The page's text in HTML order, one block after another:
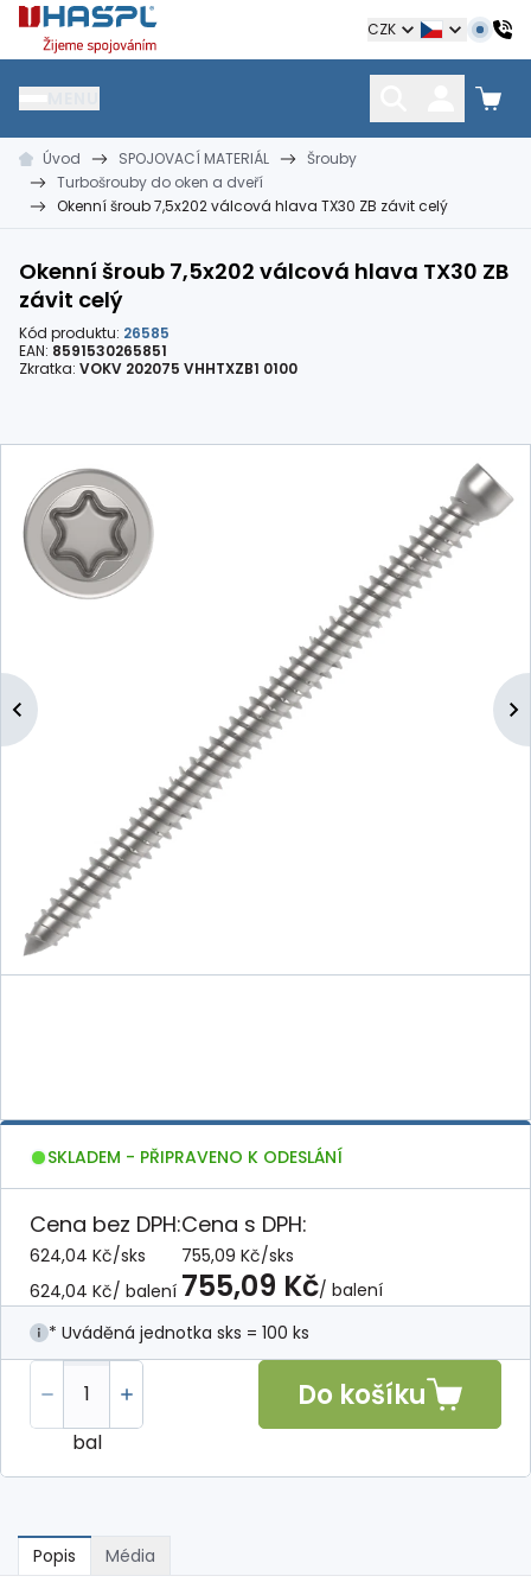
Hašpl CZK
HŘEBÍKY
kramle
SPOJOVACÍ MATERIÁL
vruty, šrouby, matice
KOTEVNÍ TECHNIKA
Úvod SPOJOVACÍ MATERIÁL
Šrouby
Turbošrouby do oken a dveří
Okenní šroub 7,5x202 válcová hlava TX30 ZB závit celý
Okenní šroub 7,5x202 válcová hlava TX30 ZB
závit celý
Kód produktu: 26585
EAN: 8591530265851
Zkratka: VOKV 202075 VHHTXZB1 0100
SKLADEM - PŘIPRAVENO K ODESLÁNÍ
Cena bez DPH:
624,04 Kč/sks
624,04 Kč/ balení
Cena s DPH:
755,09 Kč/sks
755,09 Kč/ balení
* Uváděná jednotka sks = 100 ks
bal
Do košíku
Popis Média